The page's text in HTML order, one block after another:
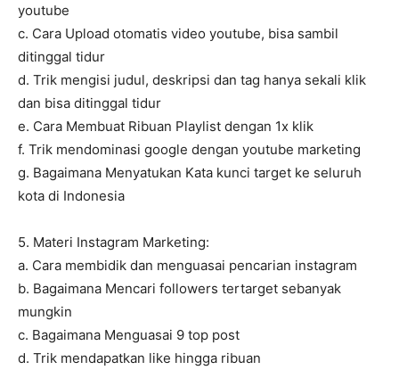
youtube
c. Cara Upload otomatis video youtube, bisa sambil
ditinggal tidur
d. Trik mengisi judul, deskripsi dan tag hanya sekali klik
dan bisa ditinggal tidur
e. Cara Membuat Ribuan Playlist dengan 1x klik
f. Trik mendominasi google dengan youtube marketing
g. Bagaimana Menyatukan Kata kunci target ke seluruh
kota di Indonesia
5. Materi Instagram Marketing:
a. Cara membidik dan menguasai pencarian instagram
b. Bagaimana Mencari followers tertarget sebanyak
mungkin
c. Bagaimana Menguasai 9 top post
d. Trik mendapatkan like hingga ribuan